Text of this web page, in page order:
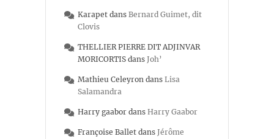
Karapet dans Bernard Guimet, dit
Clovis
THELLIER PIERRE DIT ADJINVAR
MORICORTIS dans Joh’
Mathieu Celeyron dans Lisa
Salamandra
Harry gaabor dans Harry Gaabor
Françoise Ballet dans Jérôme